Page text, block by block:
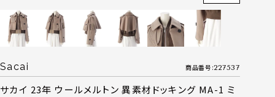
Sacai 商品番号 227537
サカイ 23年 ウールメルトン 異素材ドッキング MA-1 ミ